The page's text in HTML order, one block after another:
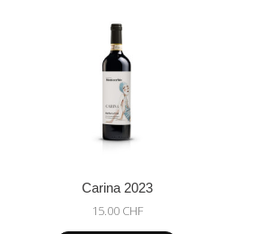
Carina 2023
15.00 CHF